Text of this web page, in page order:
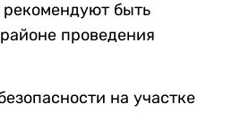
быть
проведения
на участке